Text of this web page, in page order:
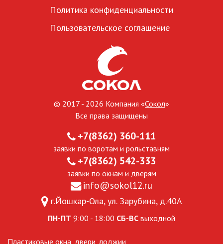
Политика конфиденциальности
Пользовательское соглашение
© 2017 - 2026 Компания «Сокол»
Все права защищены
+7(8362) 360-111
заявки по воротам и рольставням
+7(8362) 542-333
заявки по окнам и дверям
info@sokol12.ru
г.Йошкар-Ола, ул. Зарубина, д.40А
ПН-ПТ 9:00 - 18:00 СБ-ВС выходной
Пластиковые окна, двери,лоджии